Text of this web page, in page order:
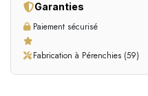
Garanties
Paiement sécurisé
Fabrication à Pérenchies (59)